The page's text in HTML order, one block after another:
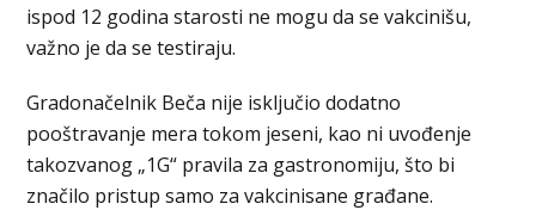
ispod 12 godina starosti ne mogu da se vakcinišu,
važno je da se testiraju.
Gradonačelnik Beča nije isključio dodatno
pooštravanje mera tokom jeseni, kao ni uvođenje
takozvanog „1G“ pravila za gastronomiju, što bi
značilo pristup samo za vakcinisane građane.